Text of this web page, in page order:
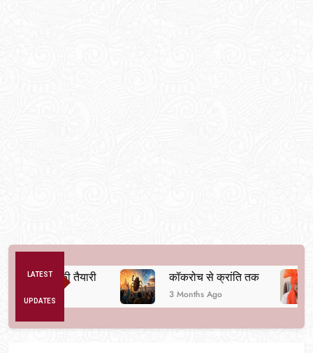
LATEST
UPDATES
बदलने की तैयारी कॉकरोच से क्रांति तक
3 Months Ago